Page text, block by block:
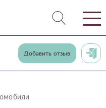
Добавить отзыв